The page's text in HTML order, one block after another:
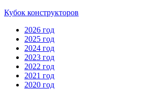
Кубок конструкторов
2026 год
2025 год
2024 год
2023 год
2022 год
2021 год
2020 год